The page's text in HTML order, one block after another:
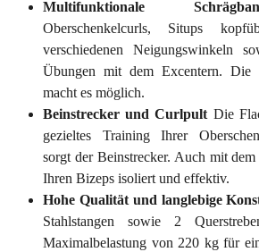
Multifunktionale
Oberschenkelcurls, Situps
verschiedenen Neigungswinkeln
Übungen mit dem Excentern. Die
macht es möglich.
Beinstrecker und Curlpult Die
gezieltes Training Ihrer
sorgt der Beinstrecker. Auch mit
Ihren Bizeps isoliert und effektiv.
Hohe Qualität und langlebige
Stahlstangen sowie 2
Maximalbelastung von 220 kg für